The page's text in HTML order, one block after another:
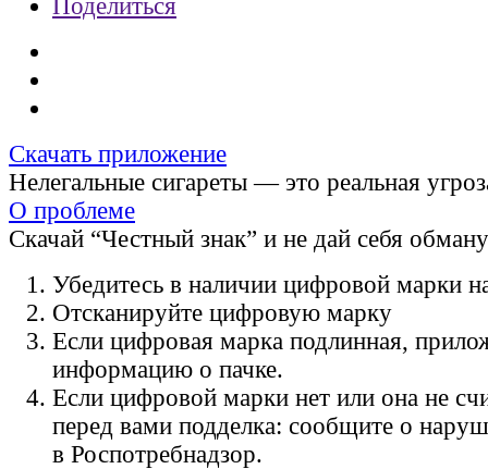
Поделиться
Скачать приложение
Нелегальные сигареты — это реальная
О проблеме
Скачай “Честный знак” и не дай себя
Убедитесь в наличии цифровой марки
Отсканируйте цифровую марку
Если цифровая марка подлинная,
информацию о пачке.
Если цифровой марки нет или она не
перед вами подделка: сообщите о
в Роспотребнадзор.